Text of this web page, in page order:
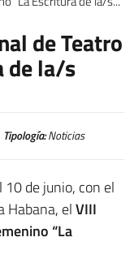
de Teatro
de la/s
Tipología:Noticias
10 de junio, con el
Habana, elVIII
“La